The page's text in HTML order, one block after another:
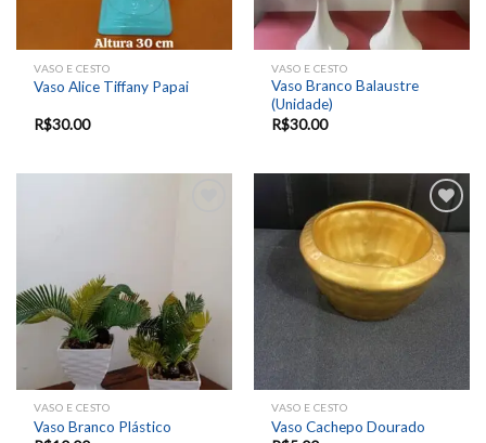
VASO E CESTO
Vaso Alice Tiffany Papai
R$30.00
VASO E CESTO
Vaso Branco Balaustre
(Unidade)
R$30.00
VASO E CESTO
Vaso Branco Plástico
Add to
wishlist
VASO E CESTO
Vaso Cachepo Dourado